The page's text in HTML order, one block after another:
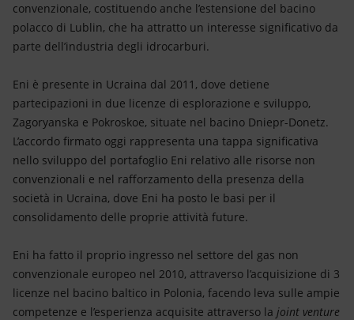
convenzionale, costituendo anche l’estensione del bacino
polacco di Lublin, che ha attratto un interesse significativo da
parte dell’industria degli idrocarburi.
Eni è presente in Ucraina dal 2011, dove detiene
partecipazioni in due licenze di esplorazione e sviluppo,
Zagoryanska e Pokroskoe, situate nel bacino Dniepr-Donetz.
L’accordo firmato oggi rappresenta una tappa significativa
nello sviluppo del portafoglio Eni relativo alle risorse non
convenzionali e nel rafforzamento della presenza della
società in Ucraina, dove Eni ha posto le basi per il
consolidamento delle proprie attività future.
Eni ha fatto il proprio ingresso nel settore del gas non
convenzionale europeo nel 2010, attraverso l’acquisizione di 3
licenze nel bacino baltico in Polonia, facendo leva sulle ampie
competenze e l’esperienza acquisite attraverso la joint venture